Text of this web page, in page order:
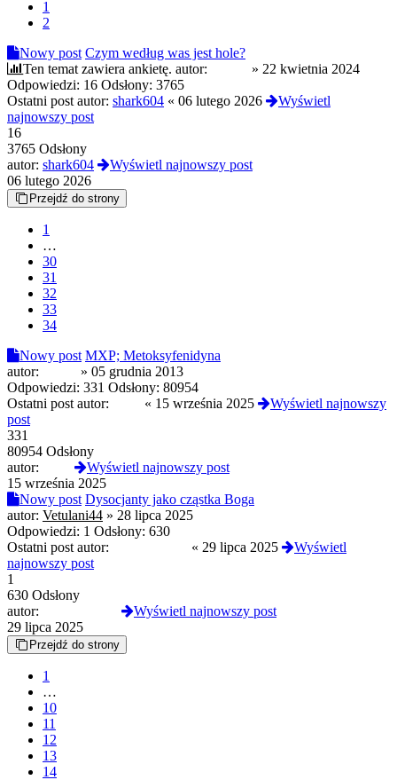
1
2
Nowy post Czym według was jest hole?
Ten temat zawiera ankietę. autor: » 22 kwietnia 2024
Odpowiedzi: 16 Odsłony: 3765
Ostatni post autor: shark604 « 06 lutego 2026
Wyświetl
najnowszy post
16
3765 Odsłony
autor: shark604
Wyświetl najnowszy post
06 lutego 2026
Przejdź do strony
1
…
30
31
32
33
34
Nowy post MXP; Metoksyfenidyna
autor:
» 05 grudnia 2013
Odpowiedzi: 331 Odsłony: 80954
Ostatni post autor:
« 15 września 2025
Wyświetl najnowszy
post
331
80954 Odsłony
autor:
Wyświetl najnowszy post
15 września 2025
Nowy post Dysocjanty jako cząstka Boga
autor: Vetulani44 » 28 lipca 2025
Odpowiedzi: 1 Odsłony: 630
Ostatni post autor:
« 29 lipca 2025
Wyświetl
najnowszy post
1
630 Odsłony
autor:
Wyświetl najnowszy post
29 lipca 2025
Przejdź do strony
1
…
10
11
12
13
14